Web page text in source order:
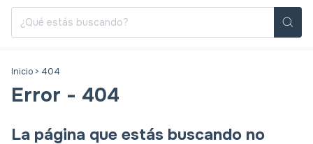
Inicio > 404
Error - 404
La página que estás buscando no